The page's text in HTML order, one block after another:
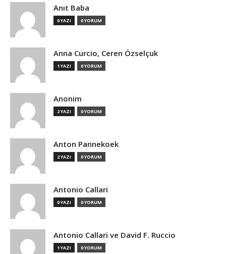
Anıt Baba
0 YAZI 0 YORUM
Anna Curcio, Ceren Özselçuk
1 YAZI 0 YORUM
Anonim
2 YAZI 0 YORUM
Anton Pannekoek
2 YAZI 0 YORUM
Antonio Callari
0 YAZI 0 YORUM
Antonio Callari ve David F. Ruccio
1 YAZI 0 YORUM